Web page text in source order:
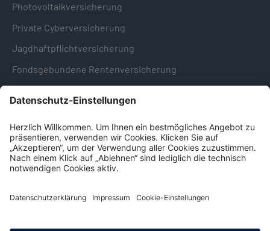
Photovoltaikversicherung
Private Cyberversicherung
Jagdhaftpflichtversicherung
Fondsgebundene Rentenversicherung
Hinweise & Informationen
Impressum
Datenschutz
Hinweisgebersystem -